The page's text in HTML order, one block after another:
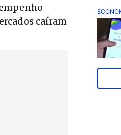
caíram